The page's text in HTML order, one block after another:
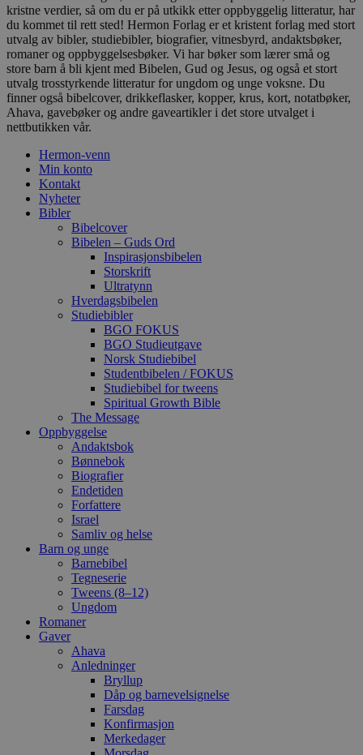
kristne verdier, så om du er på utkikk etter oppbyggelig litteratur, har
du kommet til rett sted! Hermon Forlag er et kristent forlag med stort
utvalg av bibler, studiebibler, biografier, vitnesbyrd, andaktsbøker,
romaner og oppbyggelsesbøker. Vi har bøker som lærer små og
store barn å bli kjent med Bibelen, Gud og Jesus, og også et stort
utvalg trosstyrkende litteratur for ungdom og unge voksne. Du
finner også bibelcover, drikkeflasker, kopper, krus, kort, notatbøker,
Ahava, gavebøker og andre gaveartikler i det store utvalget i
nettbutikken vår.
Hermon-venn
Min konto
Kontakt
Nyheter
Bibler
Bibelcover
Bibelen – Guds Ord
Inspirasjonsbibelen
Storskrift
Ultratynn
Hverdagsbibelen
Studiebibler
BGO FOKUS
BGO Studieutgave
Norsk Studiebibel
Studentbibelen / FOKUS
Studiebibel for tweens
Spiritual Growth Bible
The Message
Oppbyggelse
Andaktsbok
Bønnebok
Biografier
Endetiden
Forfattere
Israel
Samliv og helse
Barn og unge
Barnebibel
Tegneserie
Tweens (8–12)
Ungdom
Romaner
Gaver
Ahava
Anledninger
Bryllup
Dåp og barnevelsignelse
Farsdag
Konfirmasjon
Merkedager